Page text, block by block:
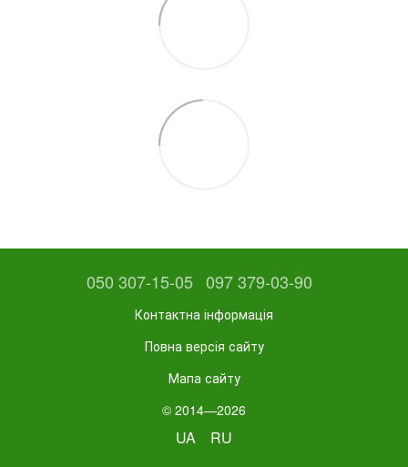
050 307-15-05 097 379-03-90
Контактна інформація
Повна версія сайту
Мапа сайту
© 2014—2026
UA RU